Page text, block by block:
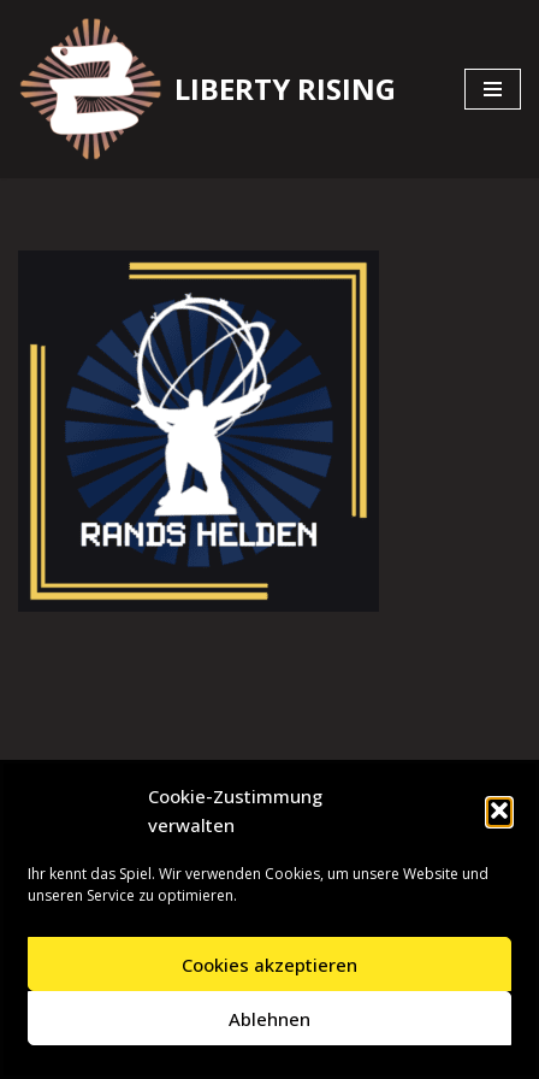
Cookie-Zustimmung
verwalten
Ihr kennt das Spiel. Wir verwenden Cookies, um unsere Website und
unseren Service zu optimieren.
Cookies akzeptieren
Ablehnen
Zum
Inhalt
springen
LIBERTY RISING
| Präsentiert vonWordPress
Presseinformationen